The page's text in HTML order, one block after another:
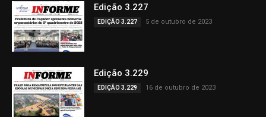
Edição 3.227
EDIÇÃO 3.227 5 de outubro de 2023
Edição 3.229
EDIÇÃO 3.229 16 de outubro de 2023